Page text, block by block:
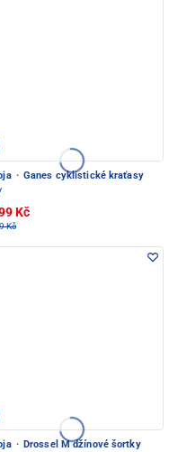
- PEC POD SNĚŽKOU
· Ganes cyklistické kraťasy
Kč
Kč
- PEC POD SNĚŽKOU
· Drossel M džínové šortky